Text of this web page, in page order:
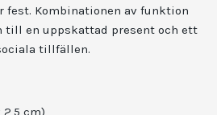
Kombinationen av funktion
en uppskattad present och ett
tillfällen.
2,5 cm)